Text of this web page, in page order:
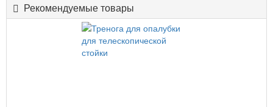
Рекомендуемые товары